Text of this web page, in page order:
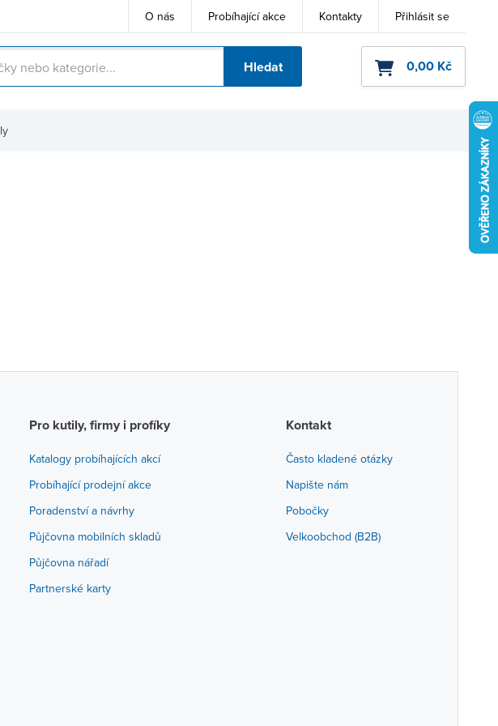
O nás Probíhající akce Kontakty Přihlásit se
Hledat 0,00 Kč
Pro kutily, firmy i profíky
Katalogy probíhajících akcí
Probíhající prodejní akce
Poradenství a návrhy
Půjčovna mobilních skladů
Půjčovna nářadí
Partnerské karty
Kontakt
Často kladené otázky
Napište nám
Pobočky
Velkoobchod (B2B)